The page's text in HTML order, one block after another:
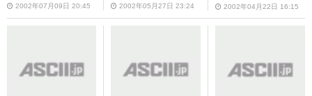
発売2002年07月09日 20:45
期Adobe Acrobat
Readerをプレビュ
2002年05月27日 23:24
スソリューションに
変貌？
2002年04月22日 16:15